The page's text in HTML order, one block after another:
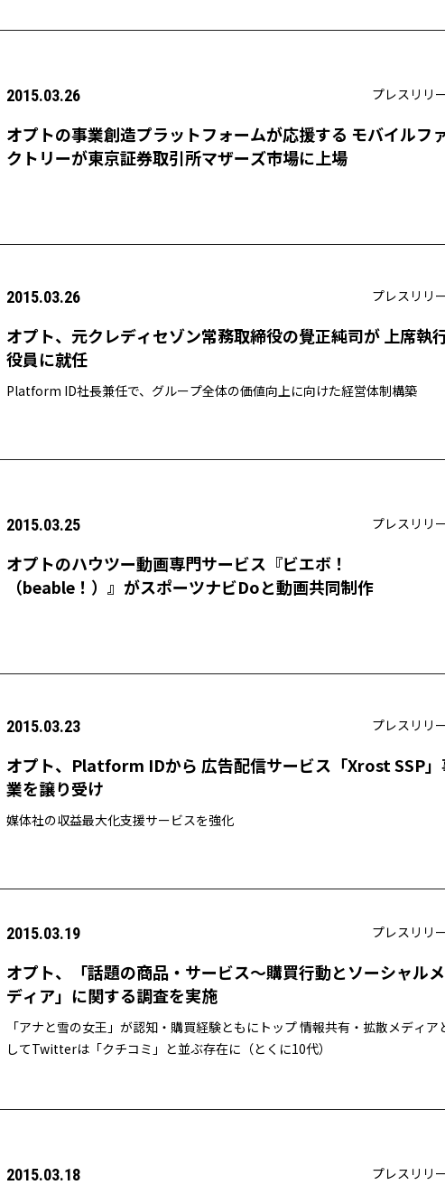
2015.03.26 プレスリリ
オプトの事業創造プラットフォームが応援する モバイルフ
クトリーが東京証券取引所マザーズ市場に上場
2015.03.26 プレスリリ
オプト、元クレディセゾン常務取締役の覺正純司が 上席執
役員に就任
Platform ID社長兼任で、グループ全体の価値向上に向けた経営体制構築
2015.03.25 プレスリリ
オプトのハウツー動画専門サービス『ビエボ！
（beable！）』がスポーツナビDoと動画共同制作
2015.03.23 プレスリリ
オプト、Platform IDから 広告配信サービス「Xrost SSP
業を譲り受け
媒体社の収益最大化支援サービスを強化
2015.03.19 プレスリリ
オプト、「話題の商品・サービス〜購買行動とソーシャルメ
ディア」に関する調査を実施
「アナと雪の女王」が認知・購買経験ともにトップ 情報共有・拡散メディア
してTwitterは「クチコミ」と並ぶ存在に（とくに10代）
2015.03.18 プレスリリ